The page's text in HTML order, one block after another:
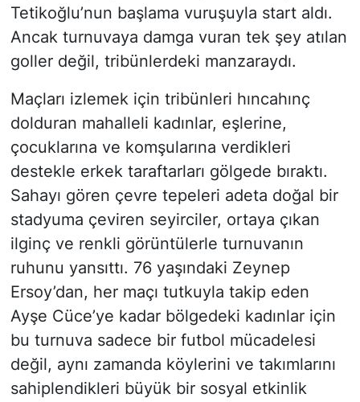
Tetikoğlu’nun başlama vuruşuyla start aldı.
Ancak turnuvaya damga vuran tek şey atılan
goller değil, tribünlerdeki manzaraydı.
Maçları izlemek için tribünleri hıncahınç
dolduran mahalleli kadınlar, eşlerine,
çocuklarına ve komşularına verdikleri
destekle erkek taraftarları gölgede bıraktı.
Sahayı gören çevre tepeleri adeta doğal bir
stadyuma çeviren seyirciler, ortaya çıkan
ilginç ve renkli görüntülerle turnuvanın
ruhunu yansıttı. 76 yaşındaki Zeynep
Ersoy’dan, her maçı tutkuyla takip eden
Ayşe Cüce’ye kadar bölgedeki kadınlar için
bu turnuva sadece bir futbol mücadelesi
değil, aynı zamanda köylerini ve takımlarını
sahiplendikleri büyük bir sosyal etkinlik